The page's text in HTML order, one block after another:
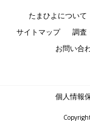
たまひよについて
サイトマップ
調査
お問い合
個人情報